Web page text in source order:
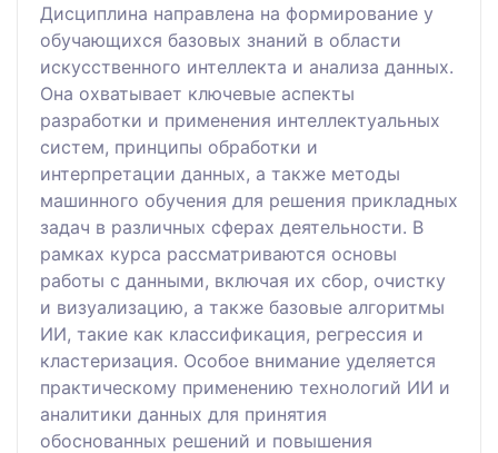
Дисциплина направлена на формирование у
обучающихся базовых знаний в области
искусственного интеллекта и анализа данных.
Она охватывает ключевые аспекты
разработки и применения интеллектуальных
систем, принципы обработки и
интерпретации данных, а также методы
машинного обучения для решения прикладных
задач в различных сферах деятельности. В
рамках курса рассматриваются основы
работы с данными, включая их сбор, очистку
и визуализацию, а также базовые алгоритмы
ИИ, такие как классификация, регрессия и
кластеризация. Особое внимание уделяется
практическому применению технологий ИИ и
аналитики данных для принятия
обоснованных решений и повышения